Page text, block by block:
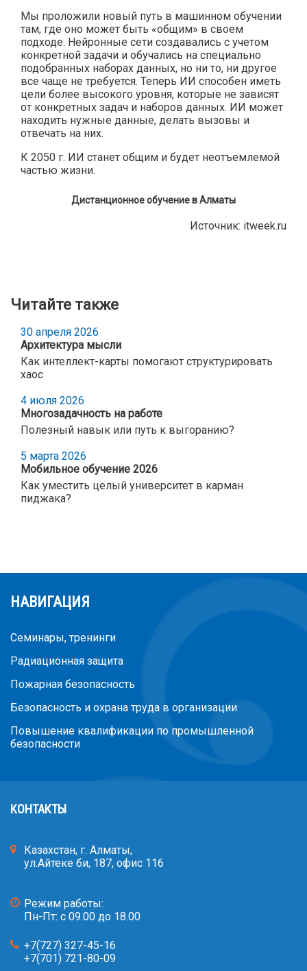
Мы проложили новый путь в машинном обучении
там, где оно может быть «общим» в своем
подходе. Нейронные сети создавались с учетом
конкретной задачи и обучались на специально
подобранных наборах данных, но ни то, ни другое
все чаще не требуется. Теперь ИИ способен иметь
цели более высокого уровня, которые не зависят
от конкретных задач и наборов данных. ИИ может
находить нужные данные, делать вызовы и
отвечать на них.
К 2050 г. ИИ станет общим и будет неотъемлемой
частью жизни.
Дистанционное обучение в Алматы
Источник: itweek.ru
Читайте также
30 апреля 2026
Архитектура мысли
Как интеллект-карты помогают структурировать
хаос
4 июля 2026
Многозадачность на работе
Полезный навык или путь к выгоранию?
5 марта 2026
Мобильное обучение 2026
Как уместить целый университет в карман
пиджака?
НАВИГАЦИЯ
Семинары, тренинги
Радиационная защита
Пожарная безопасность
Безопасность и охрана труда в организации
Повышение квалификации по промышленной
безопасности
КОНТАКТЫ
Казахстан, г. Алматы,
ул.Айтеке би, 187, офис 116
Режим работы:
Пн-Пт: с 09.00 до 18.00
+7(727) 327-45-16
+7(701) 721-80-09